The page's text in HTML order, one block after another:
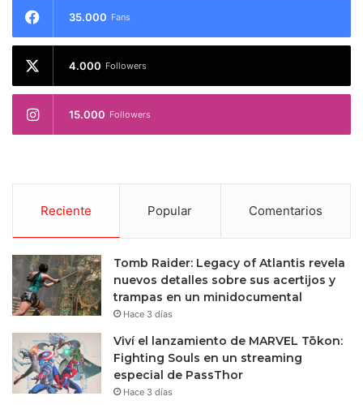
35.000 Fans
4.000 Followers
15.000 Followers
Reciente Popular Comentarios
Tomb Raider: Legacy of Atlantis revela
nuevos detalles sobre sus acertijos y
trampas en un minidocumental
Hace 3 días
Viví el lanzamiento de MARVEL Tōkon:
Fighting Souls en un streaming
especial de PassThor
Hace 3 días